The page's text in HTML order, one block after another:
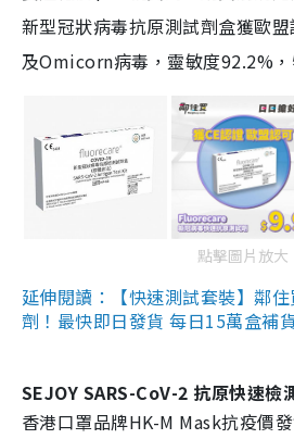
新型冠狀病毒抗原測試劑盒獲歐
及Omicorn病毒，靈敏度92.2%，
點擊圖片放大
延伸閱讀：【快速測試套裝】鄰
劑！最快即日發貨 每日15萬盒補
SEJOY SARS-CoV-2 抗原快速檢
香港口罩品牌HK-M Mask抗疫價